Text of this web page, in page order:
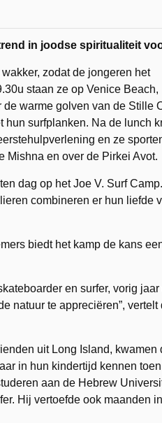
in joodse spiritualiteit
zodat de jongeren het
staan ze op Venice Beach,
warme golven van de Stille
hun surfplanken. Na de lunch
en ze
Mishna en over de Pirkei Avot.
dag op het Joe V. Surf
combineren er hun liefde
biedt het kamp de kans
en surfer, vorig
natuur te appreciëren”,
uit Long Island,
in hun kindertijd kennen
aan de Hebrew
Hij vertoefde ook maanden